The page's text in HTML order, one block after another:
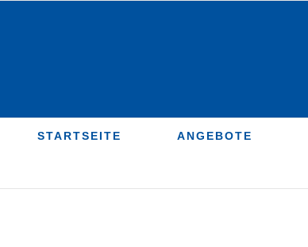
STARTSEITE ANGEBOTE